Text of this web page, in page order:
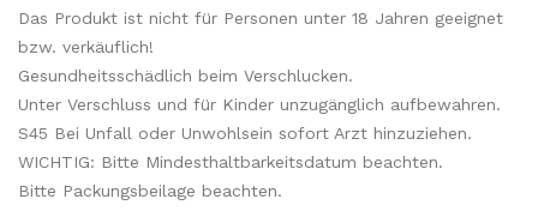
Das Produkt ist nicht für Personen unter 18 Jahren geeignet
bzw. verkäuflich!
Gesundheitsschädlich beim Verschlucken.
Unter Verschluss und für Kinder unzugänglich aufbewahren.
S45 Bei Unfall oder Unwohlsein sofort Arzt hinzuziehen.
WICHTIG: Bitte Mindesthaltbarkeitsdatum beachten.
Bitte Packungsbeilage beachten.